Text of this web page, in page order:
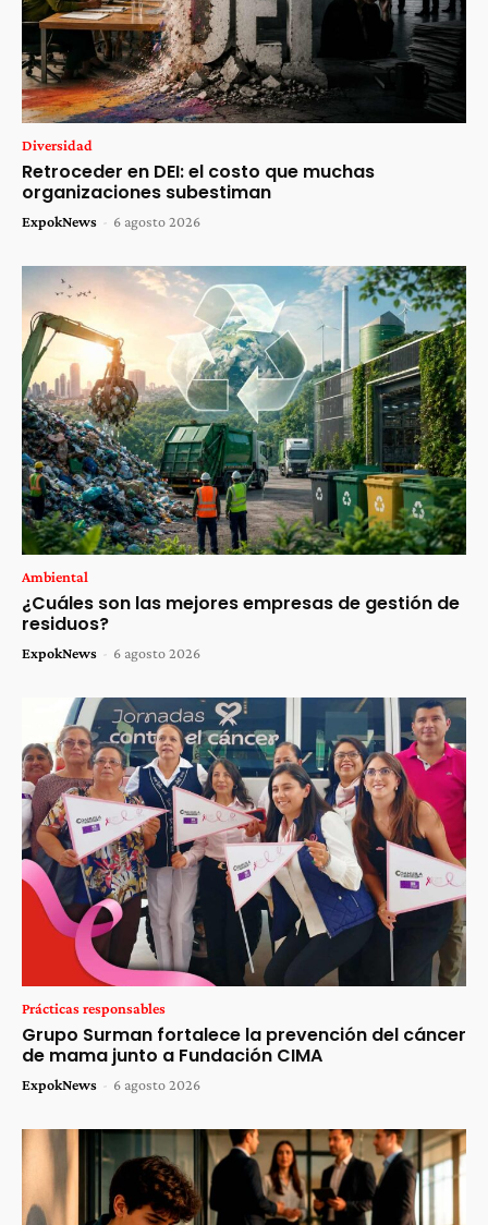
Diversidad
Retroceder en DEI: el costo que muchas
organizaciones subestiman
ExpokNews - 6 agosto 2026
Ambiental
¿Cuáles son las mejores empresas de gestión de
residuos?
ExpokNews - 6 agosto 2026
Prácticas responsables
Grupo Surman fortalece la prevención del cáncer
de mama junto a Fundación CIMA
ExpokNews - 6 agosto 2026